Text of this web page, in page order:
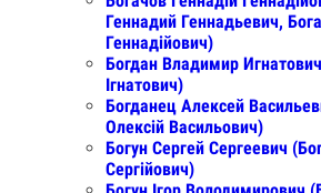
Геннадий Геннадьевич,
Геннадійович)
Богдан Владимир
Ігнатович)
Богданец Алексей
Олексій Васильович)
Богун Сергей Сергеевич
Сергійович)